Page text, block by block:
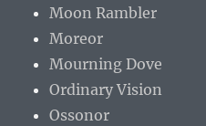
Moon Rambler
Moreor
Mourning Dove
Ordinary Vision
Ossonor